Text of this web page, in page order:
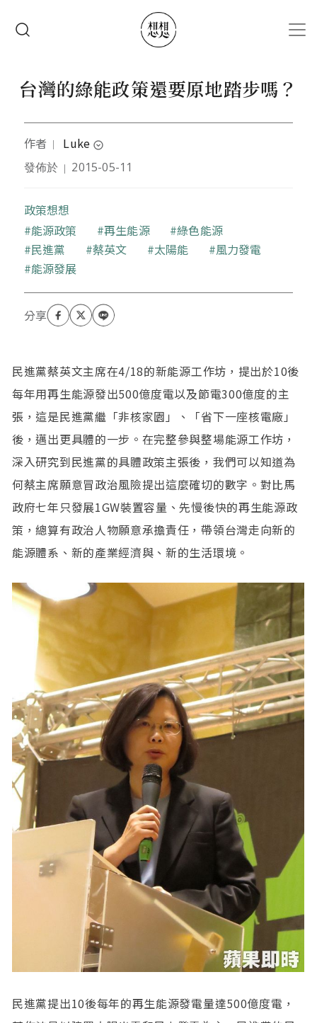
台灣的綠能政策還要原地踏步嗎？
作者 ｜ Luke expand_circle_down
作者畢業於大學經濟系，現為文字工作者
發佈於 ｜ 2015-05-11
政策想想
關鍵字
能源政策 再生能源
綠色能源
民進黨
蔡英文 太陽能
風力發電
能源發展
民進黨蔡英文主席在4/18的新能源工作坊，提出於10後
每年用再生能源發出500億度電以及節電300億度的主
張，這是民進黨繼「非核家園」、「省下一座核電廠」
後，邁出更具體的一步。在完整參與整場能源工作坊，
深入研究到民進黨的具體政策主張後，我們可以知道為
何蔡主席願意冒政治風險提出這麼確切的數字。對比馬
政府七年只發展1GW裝置容量、先慢後快的再生能源政
策，總算有政治人物願意承擔責任，帶領台灣走向新的
能源體系、新的產業經濟與、新的生活環境。
民進黨提出10後每年的再生能源發電量達500億度電，